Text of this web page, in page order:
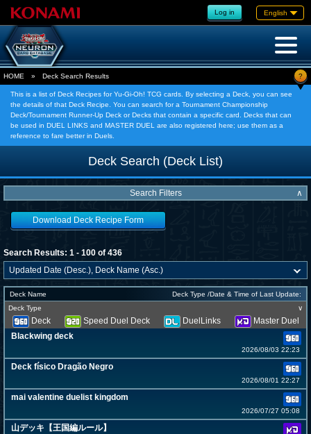
Log in English
HOME » Deck Search Results ?
This is a list of Deck Recipes for Yu-Gi-Oh! TCG cards. By selecting a Deck, you can see
the details of that Deck Recipe. You can search for a Tournament Championship
Deck/Tournament Runner-Up Deck or Decks that contain a specific card. Decks that can
be used in DUEL LINKS and MASTER DUEL are also registered here; use them as a
reference to fare better in Duels.
Deck Search (Deck List)
Search Filters ∧
Download Deck Recipe Form
Search Results: 1 - 100 of 436
Deck Name
Deck Type /Date & Time of Last Update:
Deck Type
∨
Deck Speed Duel Deck DuelLinks
Master Duel
Blackwing deck
2026/08/03 22:23
Deck físico Dragão Negro
2026/08/01 22:27
mai valentine duelist kingdom
2026/07/27 05:08
山デッキ【王国編ルール】